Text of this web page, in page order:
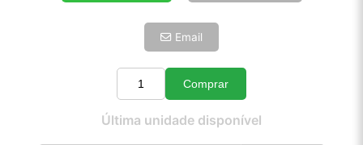
Email
Quantidade
Comprar
Última unidade disponível